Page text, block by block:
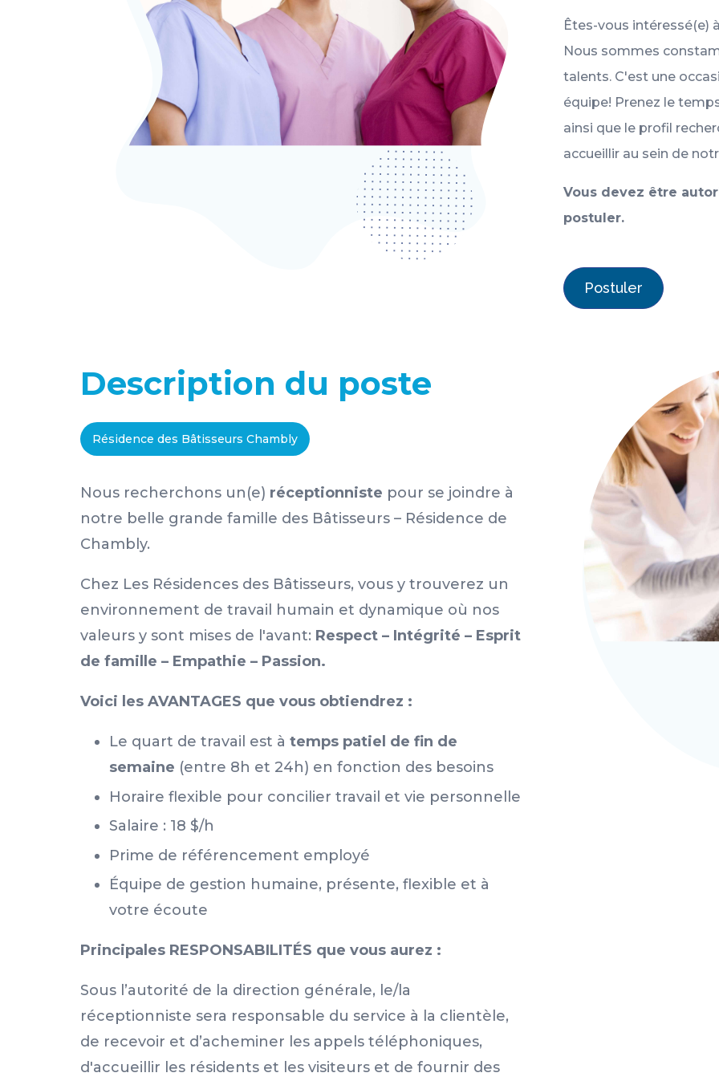
Êtes-vous intéressé(e)
Nous sommes
talents. C'est une
équipe! Prenez le
ainsi que le profil
accueillir au sein de
Vous devez être
postuler.
Postuler
Description du poste
Résidence des Bâtisseurs Chambly
Nous recherchons un(e) réceptionniste pour se joindre à
notre belle grande famille des Bâtisseurs – Résidence de
Chambly.
Chez Les Résidences des Bâtisseurs, vous y trouverez un
environnement de travail humain et dynamique où nos
valeurs y sont mises de l'avant: Respect – Intégrité – Esprit
de famille – Empathie – Passion.
Voici les AVANTAGES que vous obtiendrez :
Le quart de travail est à temps patiel de fin de
semaine (entre 8h et 24h) en fonction des besoins
Horaire flexible pour concilier travail et vie personnelle
Salaire : 18 $/h
Prime de référencement employé
Équipe de gestion humaine, présente, flexible et à
votre écoute
Principales RESPONSABILITÉS que vous aurez :
Sous l’autorité de la direction générale, le/la
réceptionniste sera responsable du service à la clientèle,
de recevoir et d’acheminer les appels téléphoniques,
d'accueillir les résidents et les visiteurs et de fournir des